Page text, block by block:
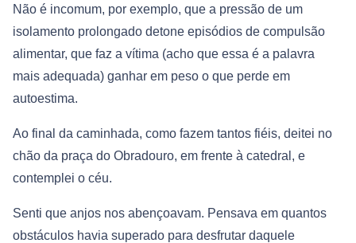
Não é incomum, por exemplo, que a pressão de um
isolamento prolongado detone episódios de compulsão
alimentar, que faz a vítima (acho que essa é a palavra
mais adequada) ganhar em peso o que perde em
autoestima.
Ao final da caminhada, como fazem tantos fiéis, deitei no
chão da praça do Obradouro, em frente à catedral, e
contemplei o céu.
Senti que anjos nos abençoavam. Pensava em quantos
obstáculos havia superado para desfrutar daquele